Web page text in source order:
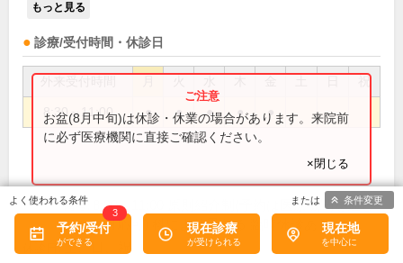
もっと見る
診療/受付時間・休診日
祝
8:30～11:00 ● ● ● ● ●
お盆(8月中旬)は休診・休業の場合があります。来院前
に必ず医療機関に直接ご確認ください。
×閉じる
備考:
8:30～11:00 原則紹介制(予約は医療機関を通し
てのみ対応可) 科により異なる 臨時休診あり
休診日: 土、日、祝
予約/受付
3
現在診療 現在地
条件変更